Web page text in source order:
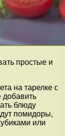
простые и
на тарелке с
блюду
помидоры,
или